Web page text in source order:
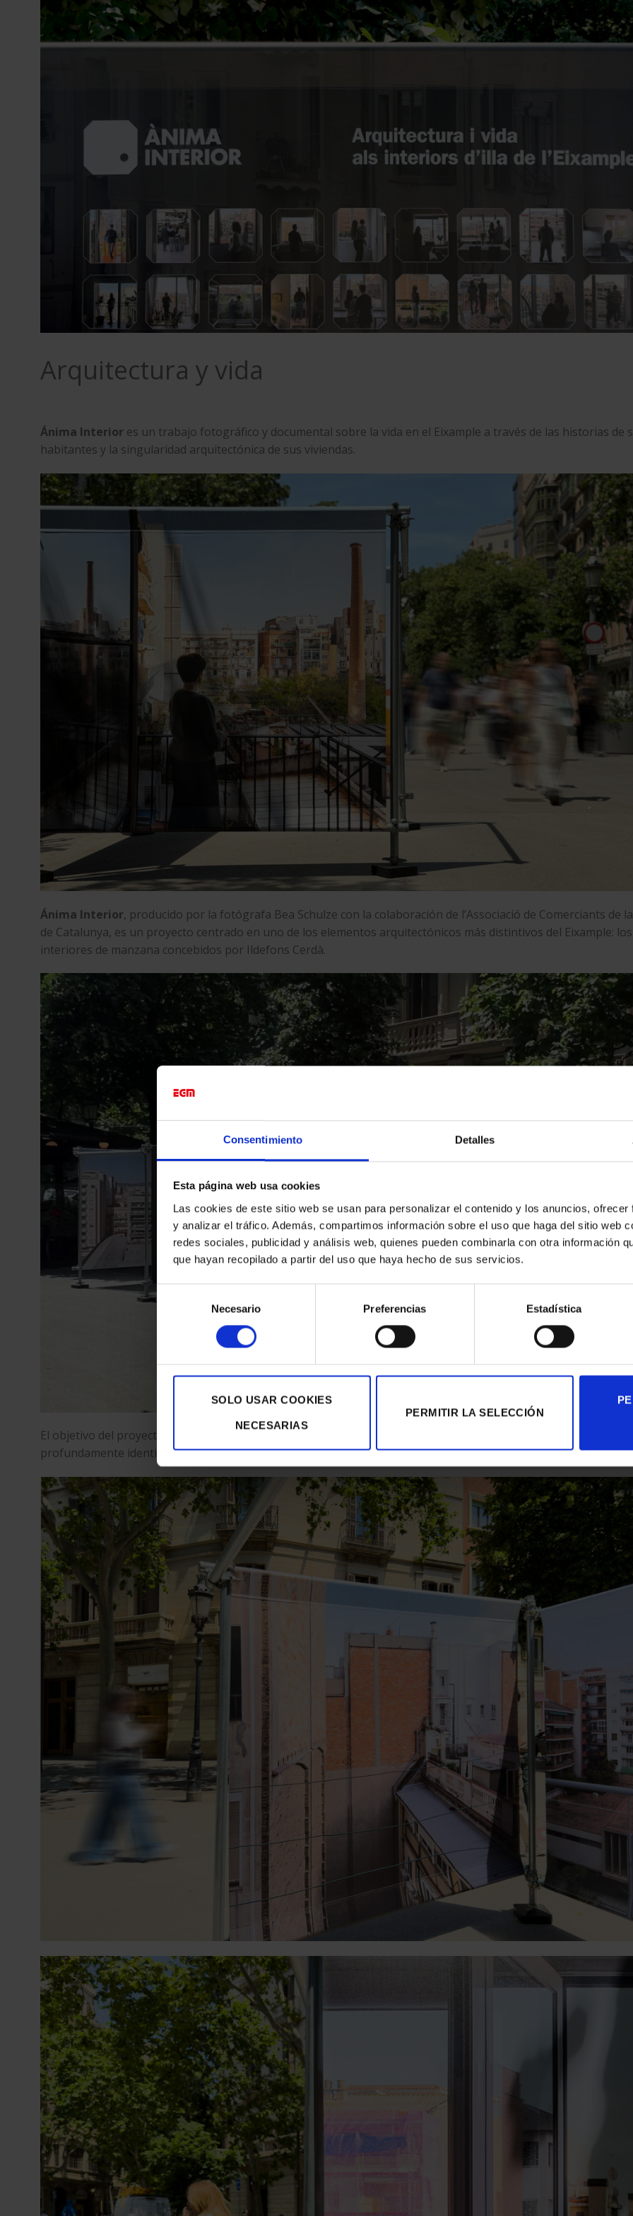
Consentimiento Detalles
Esta página web usa cookies
Las cookies de este sitio web se usan para personalizar el contenido y los anuncios,
y analizar el tráfico. Además, compartimos información sobre el uso que haga del sitio web
redes sociales, publicidad y análisis web, quienes pueden combinarla con otra información
que hayan recopilado a partir del uso que haya hecho de sus servicios.
Selección
consentimiento
Necesario Preferencias Estadística
SOLO USAR COOKIES
NECESARIAS
PERMITIR LA SELECCIÓN
Arquitectura y vida
Ánima Interior es un trabajo fotográfico y documental sobre la vida en el Eixample a través de las historias de
habitantes y la singularidad arquitectónica de sus viviendas.
Ánima Interior, producido por la fotógrafa Bea Schulze con la colaboración de l’Associació de Comerciants de
de Catalunya, es un proyecto centrado en uno de los elementos arquitectónicos más distintivos del Eixample: los
interiores de manzana concebidos por Ildefons Cerdà.
El objetivo del proyecto es revelar y poner en valor los interiores de manzana como un patrimonio urbano
profundamente identitario de esta parte de la ciudad.